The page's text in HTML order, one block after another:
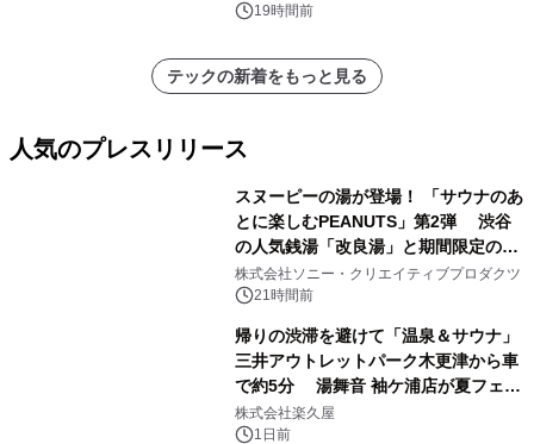
19時間前
テックの新着をもっと見る
人気のプレスリリース
スヌーピーの湯が登場！ 「サウナのあ
とに楽しむPEANUTS」第2弾 渋谷
の人気銭湯「改良湯」と期間限定のコ
ラボレーション サウナイキタイコラ
ボグッズも発売決定！
株式会社ソニー・クリエイティブプロダクツ
21時間前
帰りの渋滞を避けて「温泉＆サウナ」
三井アウトレットパーク木更津から車
で約5分 湯舞音 袖ケ浦店が夏フェア
メニューを提供
株式会社楽久屋
1日前